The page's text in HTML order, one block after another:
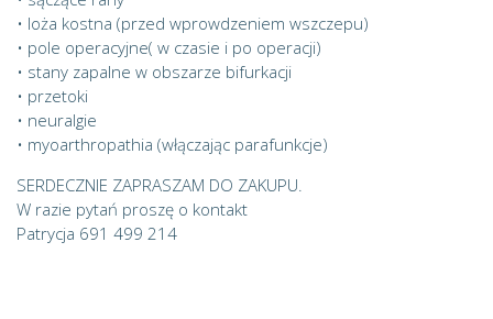
• loża kostna (przed wprowdzeniem wszczepu)
• pole operacyjne( w czasie i po operacji)
• stany zapalne w obszarze bifurkacji
• przetoki
• neuralgie
• myoarthropathia (włączając parafunkcje)
SERDECZNIE ZAPRASZAM DO ZAKUPU.
W razie pytań proszę o kontakt
Patrycja 691 499 214